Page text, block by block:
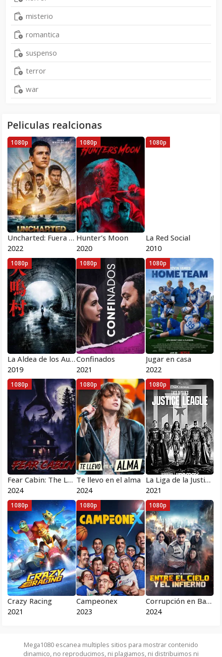
misterio
romantica
suspenso
terror
war
Peliculas realcionas
Uncharted: Fuera del Mapa
2022
1080p
Hunter’s Moon
2020
1080p
La Red Social
2010
1080p
La Aldea de los Aullidos
2019
1080p
Confinados
2021
1080p
Jugar en casa
2022
1080p
Fear Cabin: The Last Weekend of Summer
2024
1080p
Te llevo en el alma
2024
1080p
La Liga de la Justicia de Zack Snyder
2021
1080p
Crazy Racing
2021
1080p
Campeonex
2023
1080p
Corrupción en Bangkok: Entre el cielo y el infierno
2024
1080p
Mega1080 escanea multiples sitios para mostrar contenido
dinamico, no reproducimos, ni plagiamos, ni distribuimos ni